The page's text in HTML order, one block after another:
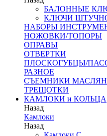
БАЛОННЫЕ
КЛЮЧИ
НАБОРЫ
НОЖОВКИ/ТОПОРЫ
ОПРАВЫ
ОТВЕРТКИ
ПЛОСКОГУБЦЫ/
РАЗНОЕ
СЪЕМНИКИ
ТРЕЩОТКИ
КАМЛОКИ и КОЛЬЦА
Назад
Камлоки
Назад